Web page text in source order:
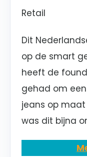
Retail
Dit
op de smart
heeft de
gehad om
jeans op maat
was dit bijna